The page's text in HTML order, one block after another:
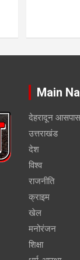
Main
देहरादून आसपास
उत्तराखंड
देश
विश्व
राजनीति
क्राइम
खेल
मनोरंजन
शिक्षा